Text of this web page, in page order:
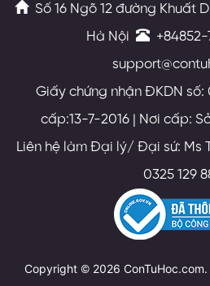
Số 16 Ngõ 12 đường Khuất
Hà Nội
+84852-
Giấy chứng nhận ĐKDN số:
cấp:13-7-2016 | Nơi cấp:
Liên hệ làm Đại lý/ Đại sứ: Ms
0325 129
Copyright © 2026